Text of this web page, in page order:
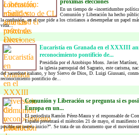
próximas elecciones
En un tiempo de «incertidumbre
Comunión y Liberación ha hecho
la confusión, en el que pide a los cristianos a desempeñar un papel
vida...
Eucaristía en Granada en el XXXIII
reconocimiento pontificio de...
Presidida por el Arzobispo Mons. Javier Martínez,
la iglesia parroquial del Sagrario, este carisma,
del sacerdote italiano, y hoy Siervo de Dios, D. Luigi Giussani,
reconocimiento pontificio de...
Comunión y Liberación se pregunta si es
Europa en un...
El periodista Ramón Pérez-Maura y el responsable de
España presentará el miércoles 21 de mayo, el
posible un nuevo inicio?”. Se trata de un documento que el